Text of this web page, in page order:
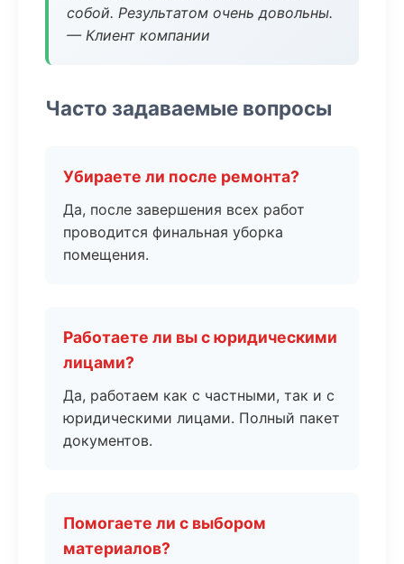
собой. Результатом очень довольны.
— Клиент компании
Часто задаваемые вопросы
Убираете ли после ремонта?
Да, после завершения всех работ
проводится финальная уборка
помещения.
Работаете ли вы с юридическими
лицами?
Да, работаем как с частными, так и с
юридическими лицами. Полный пакет
документов.
Помогаете ли с выбором
материалов?